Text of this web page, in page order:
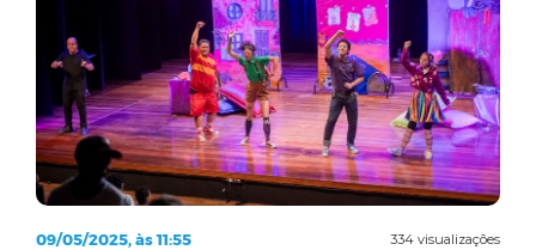
334 visualizações
09/05/2025, às 11:55